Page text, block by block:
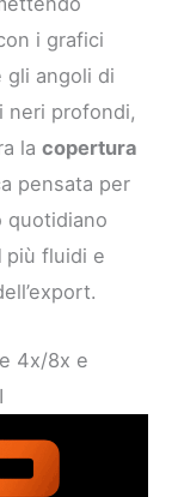
i grafici
gli angoli di
neri profondi,
lacopertura
pensata per
quotidiano
più fluidi e
4x/8x e